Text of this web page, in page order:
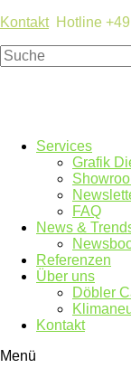
KontaktHotline +49
Services
Grafik
FAQ
News &
Referenzen
Über uns
Döbler
Kontakt
Menü